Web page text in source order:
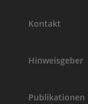
Kontakt
Hinweisgeber
Publikationen